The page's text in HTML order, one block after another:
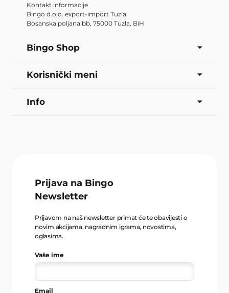
Kontakt informacije
Bingo d.o.o. export-import Tuzla
Bosanska poljana bb, 75000 Tuzla, BiH
Bingo Shop
Korisnički meni
Info
Prijava na Bingo
Newsletter
Prijavom na naš newsletter primat će te obavijesti o
novim akcijama, nagradnim igrama, novostima,
oglasima.
Vaše ime
Email